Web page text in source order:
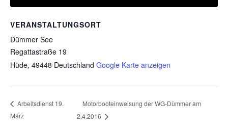
VERANSTALTUNGSORT
Dümmer See
Regattastraße 19
Hüde, 49448 Deutschland Google Karte anzeigen
Arbeitsdienst 19.
März
Motorbooteinweisung der WG-Dümmer am
2.4.2016